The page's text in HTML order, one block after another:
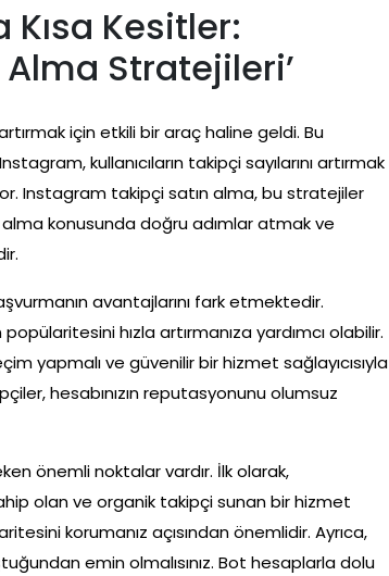
Kesitler:
Stratejileri’
için etkili bir araç haline geldi. Bu
kullanıcıların takipçi sayılarını artırmak
Instagram takipçi satın alma, bu stratejiler
konusunda doğru adımlar atmak ve
avantajlarını fark etmektedir.
hızla artırmanıza yardımcı olabilir.
yapmalı ve güvenilir bir hizmet sağlayıcısıyla
hesabınızın reputasyonunu olumsuz
önemli noktalar vardır. İlk olarak,
sahip olan ve organik takipçi sunan bir hizmet
korumanız açısından önemlidir. Ayrıca,
emin olmalısınız. Bot hesaplarla dolu